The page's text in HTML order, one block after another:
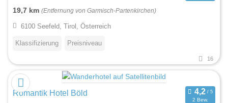
19,7 km (Entfernung von Garmisch-Partenkirchen)
6100 Seefeld, Tirol, Österreich
Klassifizierung Preisniveau
16
Romantik Hotel Böld
2 Bew.